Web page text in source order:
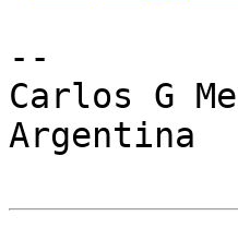
--
Carlos G
Argentina